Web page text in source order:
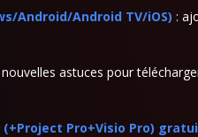
Android/Android TV/iOS) :
astuces pour
(+Project Pro+Visio Pro)